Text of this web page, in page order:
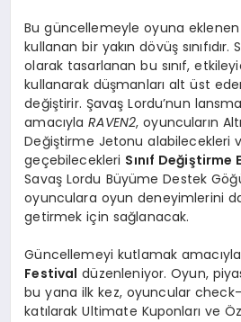
Bu güncellemeyle oyuna eklenen
kullanan bir yakın dövüş sınıfıdır.
olarak tasarlanan bu sınıf,
kullanarak düşmanları alt üst
değiştirir. Şavaş Lordu’nun
amacıylaRAVEN2, oyuncuların
Değiştirme Jetonu alabilecekleri
geçebilecekleri Sınıf Değiştirme
Savaş Lordu Büyüme Destek
oyunculara oyun deneyimlerini
getirmek için sağlanacak.
Güncellemeyi kutlamak
Festival düzenleniyor. Oyun,
bu yana ilk kez, oyuncular
katılarak Ultimate Kuponları ve